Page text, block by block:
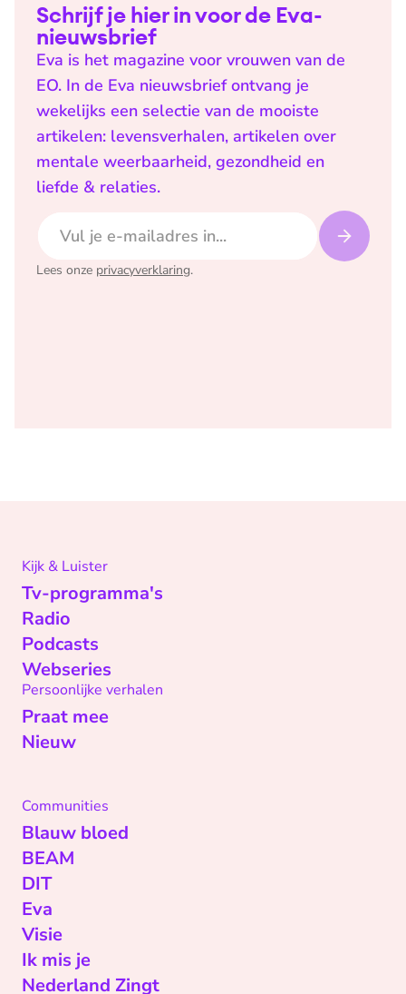
Schrijf je hier in voor de Eva-
nieuwsbrief
Eva is het magazine voor vrouwen van de
EO. In de Eva nieuwsbrief ontvang je
wekelijks een selectie van de mooiste
artikelen: levensverhalen, artikelen over
mentale weerbaarheid, gezondheid en
liefde & relaties.
Lees onze privacyverklaring.
Kijk & Luister
Tv-programma's
Radio
Podcasts
Webseries
Persoonlijke verhalen
Praat mee
Nieuw
Communities
Blauw bloed
BEAM
DIT
Eva
Visie
Ik mis je
Nederland Zingt